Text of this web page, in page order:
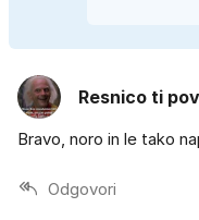
Resnico ti
Bravo, noro in le tako
Odgovori